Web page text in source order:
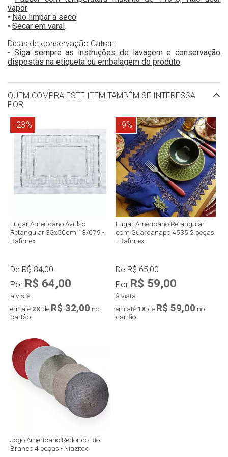
vapor;
• Não limpar a seco;
• Secar em varal
Dicas de conservação Catran:
- Siga sempre as instruções de lavagem e conservação
dispostas na etiqueta ou embalagem do produto
QUEM COMPRA ESTE ITEM TAMBÉM SE INTERESSA
POR
-23%
Lugar Americano Avulso
Retangular 35x50cm 13/079 -
Rafimex
De R$ 84,00
Por R$ 64,00
à vista
em até 2X de R$ 32,00 no
cartão
-9%
Lugar Americano Retangular
com Guardanapo 4535 2 peças
- Rafimex
De R$ 65,00
Por R$ 59,00
à vista
em até 1X de R$ 59,00 no
cartão
Jogo Americano Redondo Rio
Branco 4 peças - Niazitex